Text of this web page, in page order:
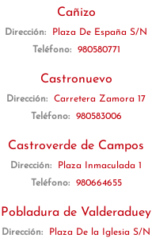
Cañizo
Dirección:
Plaza De España S/N
Teléfono:
980580771
Castronuevo
Dirección:
Carretera Zamora 17
Teléfono:
980583006
Castroverde de Campos
Dirección:
Plaza Inmaculada 1
Teléfono:
980664655
Pobladura de Valderaduey
Dirección:
Plaza De la Iglesia S/N